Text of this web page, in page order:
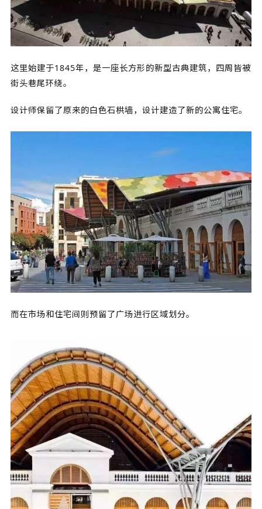
这里始建于1845年，是一座长方形的新型古典建筑，四周皆被
街头巷尾环绕。
设计师保留了原来的白色石栱墙，设计建造了新的公寓住宅。
而在市场和住宅间则预留了广场进行区域划分。